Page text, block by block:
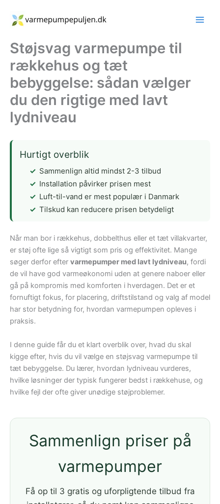
indholdet
Støjsvag varmepumpe til
rækkehus og tæt
bebyggelse: sådan vælger
du den rigtige med lavt
lydniveau
Hurtigt overblik
Sammenlign altid mindst 2-3 tilbud
Installation påvirker prisen mest
Luft-til-vand er mest populær i Danmark
Tilskud kan reducere prisen betydeligt
Når man bor i rækkehus, dobbelthus eller et tæt villakvarter,
er støj ofte lige så vigtigt som pris og effektivitet. Mange
søger derfor efter varmepumper med lavt lydniveau, fordi
de vil have god varmeøkonomi uden at genere naboer eller
gå på kompromis med komforten i hverdagen. Det er et
fornuftigt fokus, for placering, driftstilstand og valg af model
har stor betydning for, hvordan varmepumpen opleves i
praksis.
I denne guide får du et klart overblik over, hvad du skal
kigge efter, hvis du vil vælge en støjsvag varmepumpe til
tæt bebyggelse. Du lærer, hvordan lydniveau vurderes,
hvilke løsninger der typisk fungerer bedst i rækkehuse, og
hvilke fejl der ofte giver unødige støjproblemer.
Sammenlign priser på
varmepumper
Få op til 3 gratis og uforpligtende tilbud fra